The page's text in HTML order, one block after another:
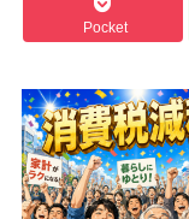
無職転生、正ヒロイ
韓国人「日本人が殆
日本の牛カツ定食に
【急募】暇潰しにお
片山さつき、高市反
イラストレーター「
Pocket